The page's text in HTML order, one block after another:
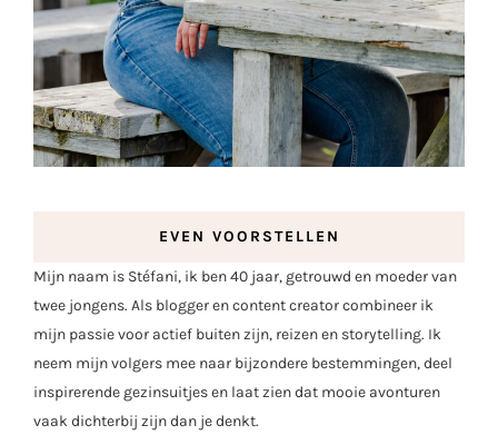
EVEN VOORSTELLEN
Mijn naam is Stéfani, ik ben 40 jaar, getrouwd en moeder van
twee jongens. Als blogger en content creator combineer ik
mijn passie voor actief buiten zijn, reizen en storytelling. Ik
neem mijn volgers mee naar bijzondere bestemmingen, deel
inspirerende gezinsuitjes en laat zien dat mooie avonturen
vaak dichterbij zijn dan je denkt.